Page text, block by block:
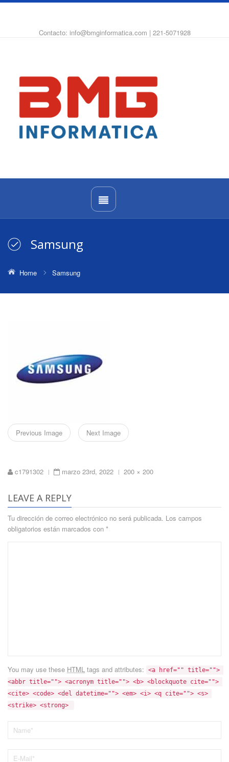
Contacto: info@bmginformatica.com | 221-5071928
Samsung
Home Samsung
Previous Image Next Image
c1791302 | marzo 23rd, 2022 |
Full
200 × 200
LEAVE A REPLY
Tu dirección de correo electrónico no será publicada. Los campos
obligatorios están marcados con *
You may use these HTML tags and attributes:
<a href="" title="">
<abbr title=""> <acronym title=""> <b> <blockquote cite="">
<cite> <code> <del datetime=""> <em> <i> <q cite=""> <s>
<strike> <strong>